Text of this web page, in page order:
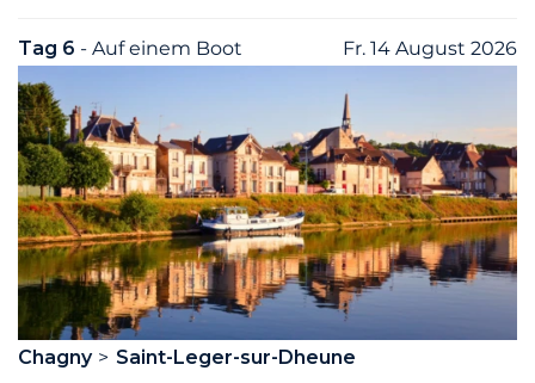
Tag 6 - Auf einem Boot Fr. 14 August 2026
Chagny
Saint-Leger-sur-Dheune